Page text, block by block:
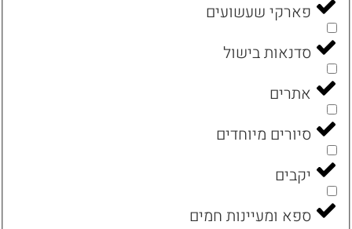
פארקי שעשועים
סדנאות בישול
אתרים
סיורים מיוחדים
יקבים
ספא ומעיינות חמים